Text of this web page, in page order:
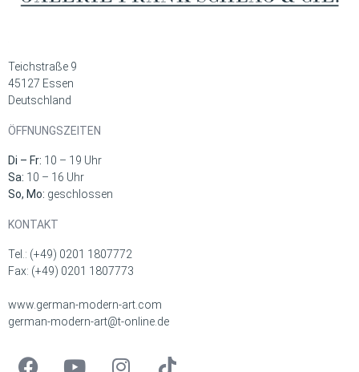
Teichstraße 9
45127 Essen
Deutschland
ÖFFNUNGSZEITEN
Di – Fr: 10 – 19 Uhr
Sa: 10 – 16 Uhr
So, Mo: geschlossen
KONTAKT
Tel.: (+49) 0201 1807772
Fax: (+49) 0201 1807773
www.german-modern-art.com
german-modern-art@t-online.de